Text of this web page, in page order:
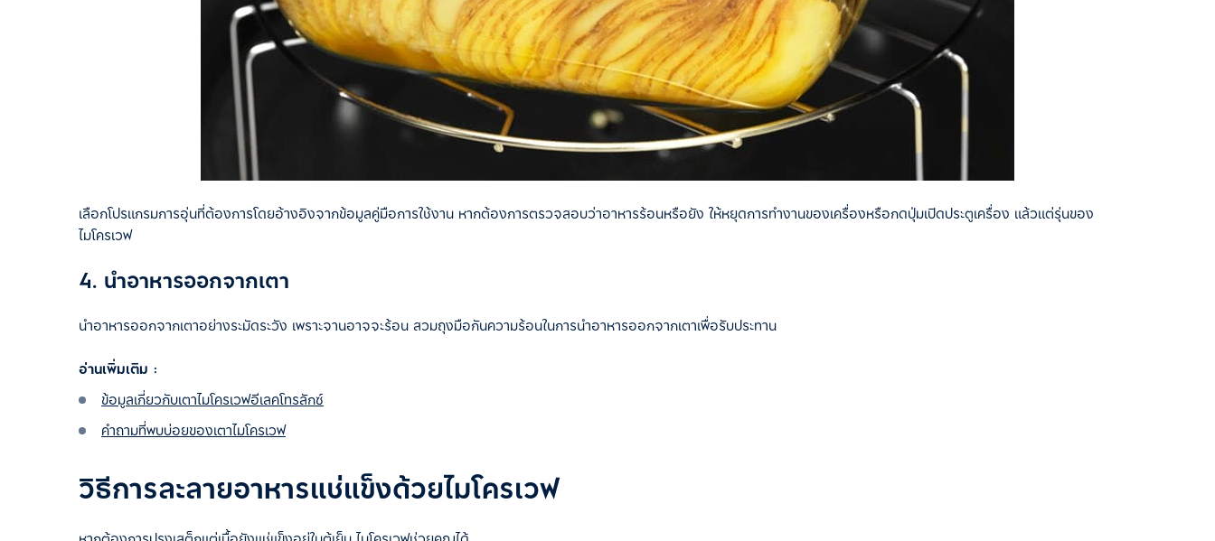
เลือกโปรแกรมการอุ่นที่ต้องการโดยอ้างอิงจากข้อมูลคู่มือการใช้งาน หากต้องการตรวจสอบว่าอาหารร้อนหรือยัง ให้หยุดการทำงานของเครื่องหรือกดปุ่มเปิดประตูเครื่อง แล้วแต่รุ่นของ
ไมโครเวฟ
4. นำอาหารออกจากเตา
นำอาหารออกจากเตาอย่างระมัดระวัง เพราะจานอาจจะร้อน สวมถุงมือกันความร้อนในการนำอาหารออกจากเตาเพื่อรับประทาน
อ่านเพิ่มเติม :
ข้อมูลเกี่ยวกับเตาไมโครเวฟอีเลคโทรลักซ์
คำถามที่พบบ่อยของเตาไมโครเวฟ
วิธีการละลายอาหารแช่แข็งด้วยไมโครเวฟ